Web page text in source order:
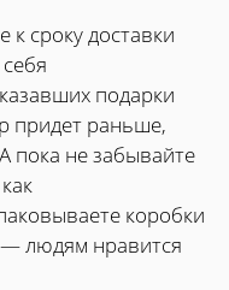
к сроку доставки
подарки
придет раньше,
пока не забывайте
коробки
— людям нравится